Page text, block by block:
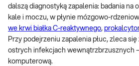
dalszą diagnostyką zapalenia: badania
kale i moczu, w płynie mózgowo-
we krwi białka C-reaktywnego,
Przy podejrzeniu zapalenia płuc, zleca
ostrych infekcjach wewnątrzbrzusznych
komputerową.